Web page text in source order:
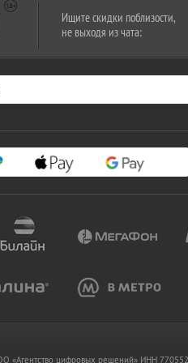
Ищите скидки поблизости,
не выходя из чата:
«Агентство цифровых решений» ИНН